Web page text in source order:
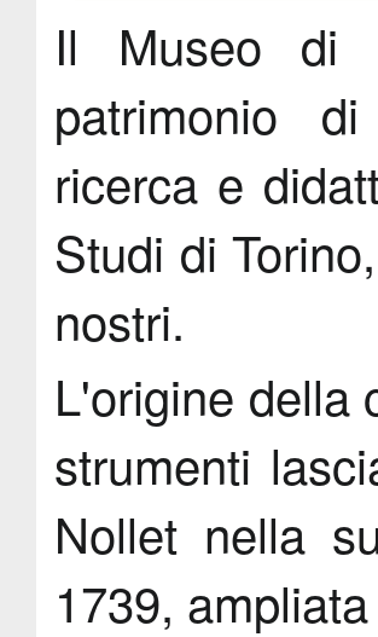
Il Museo di
patrimonio
ricerca e
Studi di
nostri.
L'origine della
strumenti
Nollet nella
1739,